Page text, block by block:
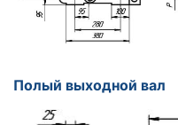
Полый выходной вал